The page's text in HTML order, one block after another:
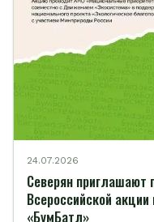
24.07.2026
Северян приглашают
Всероссийской
«БумБатл»